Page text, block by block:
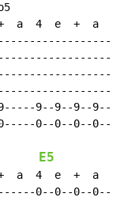
a  4  e  +  a
9--9--9--9--
0--0--0--
E5
a  4  e  +  a
0--0--0--